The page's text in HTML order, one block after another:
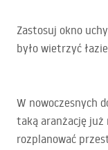
Zastosuj okno
było wietrzyć
W nowoczesnych
taką aranżację już
rozplanować